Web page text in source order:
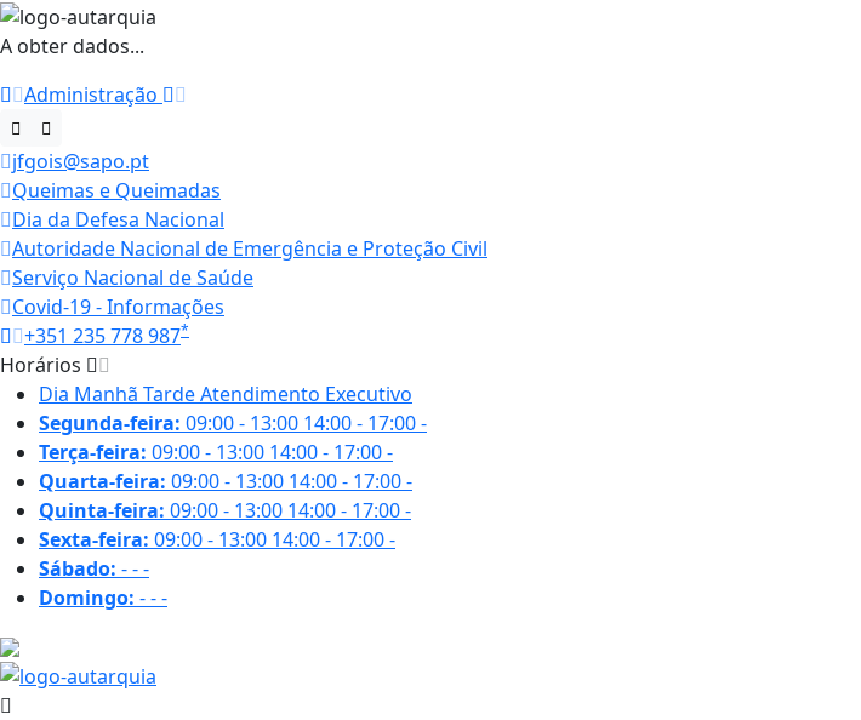
A obter dados...
Administração
jfgois@sapo.pt
Queimas e Queimadas
Dia da Defesa Nacional
Autoridade Nacional de Emergência e Proteção Civil
Serviço Nacional de Saúde
Covid-19 - Informações
+351 235 778 987*
Horários
Dia Manhã TardeAtendimento Executivo
Segunda-feira: 09:00 - 13:00 14:00 - 17:00-
Terça-feira: 09:00 - 13:00 14:00 - 17:00-
Quarta-feira: 09:00 - 13:00 14:00 - 17:00-
Quinta-feira: 09:00 - 13:00 14:00 - 17:00-
Sexta-feira: 09:00 - 13:00 14:00 - 17:00-
Sábado: ---
Domingo: ---